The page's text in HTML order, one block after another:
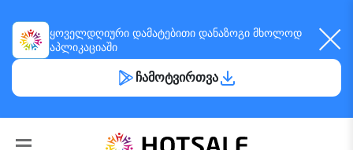
ყოველდღიური დამატებითი დანაზოგი მხოლოდ
აპლიკაციაში
ჩამოტვირთვა